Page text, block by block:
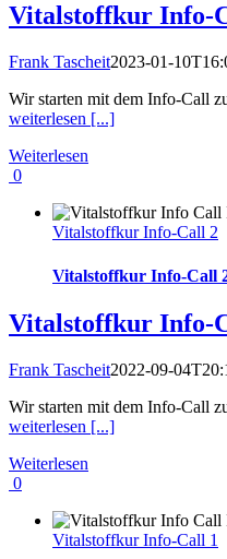
Vitalstoffkur Info-
Frank Tascheit2023-01-
Wir starten mit dem Info-Call
weiterlesen [...]
Weiterlesen
0
Vitalstoffkur Info-Call 2
Vitalstoffkur Info-Call
Vitalstoffkur Info-
Frank Tascheit2022-09-
Wir starten mit dem Info-Call
weiterlesen [...]
Weiterlesen
0
Vitalstoffkur Info-Call 1